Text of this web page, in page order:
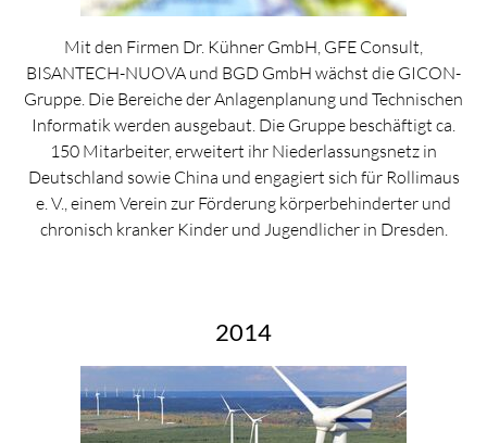
Mit den Firmen Dr. Kühner GmbH, GFE Consult,
BISANTECH-NUOVA und BGD GmbH wächst die GICON-
Gruppe. Die Bereiche der Anlagenplanung und Technischen
Informatik werden ausgebaut. Die Gruppe beschäftigt ca.
150 Mitarbeiter, erweitert ihr Niederlassungsnetz in
Deutschland sowie China und engagiert sich für Rollimaus
e. V., einem Verein zur Förderung körperbehinderter und
chronisch kranker Kinder und Jugendlicher in Dresden.
2014